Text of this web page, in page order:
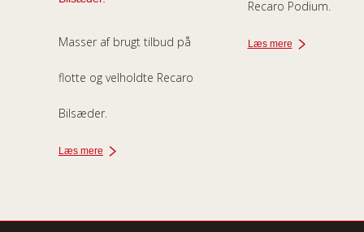
Masser af brugt tilbud på
flotte og velholdte Recaro
Bilsæder.
Læs mere
Recaro Podium.
Læs mere